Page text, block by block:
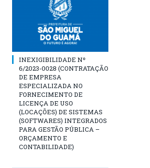
INEXIGIBILIDADE Nº
6/2023-0028 (CONTRATAÇÃO
DE EMPRESA
ESPECIALIZADA NO
FORNECIMENTO DE
LICENÇA DE USO
(LOCAÇÕES) DE SISTEMAS
(SOFTWARES) INTEGRADOS
PARA GESTÃO PÚBLICA –
ORÇAMENTO E
CONTABILIDADE)